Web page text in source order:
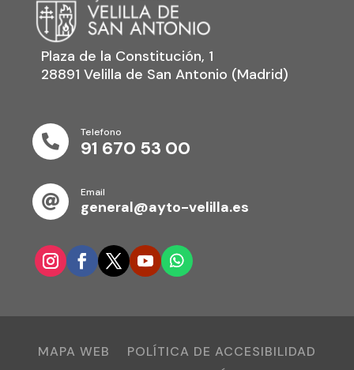
Plaza de la Constitución, 1
28891 Velilla de San Antonio (Madrid)

Telefono
91 670 53 00

Email
general@ayto-velilla.es
MAPA WEB
POLÍTICA DE ACCESIBILIDAD